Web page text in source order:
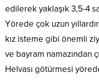
edilerek yaklaşık 3,5-4
Yörede çok uzun
kız isteme gibi önemli
ve bayram namazından
Helvası götürmesi